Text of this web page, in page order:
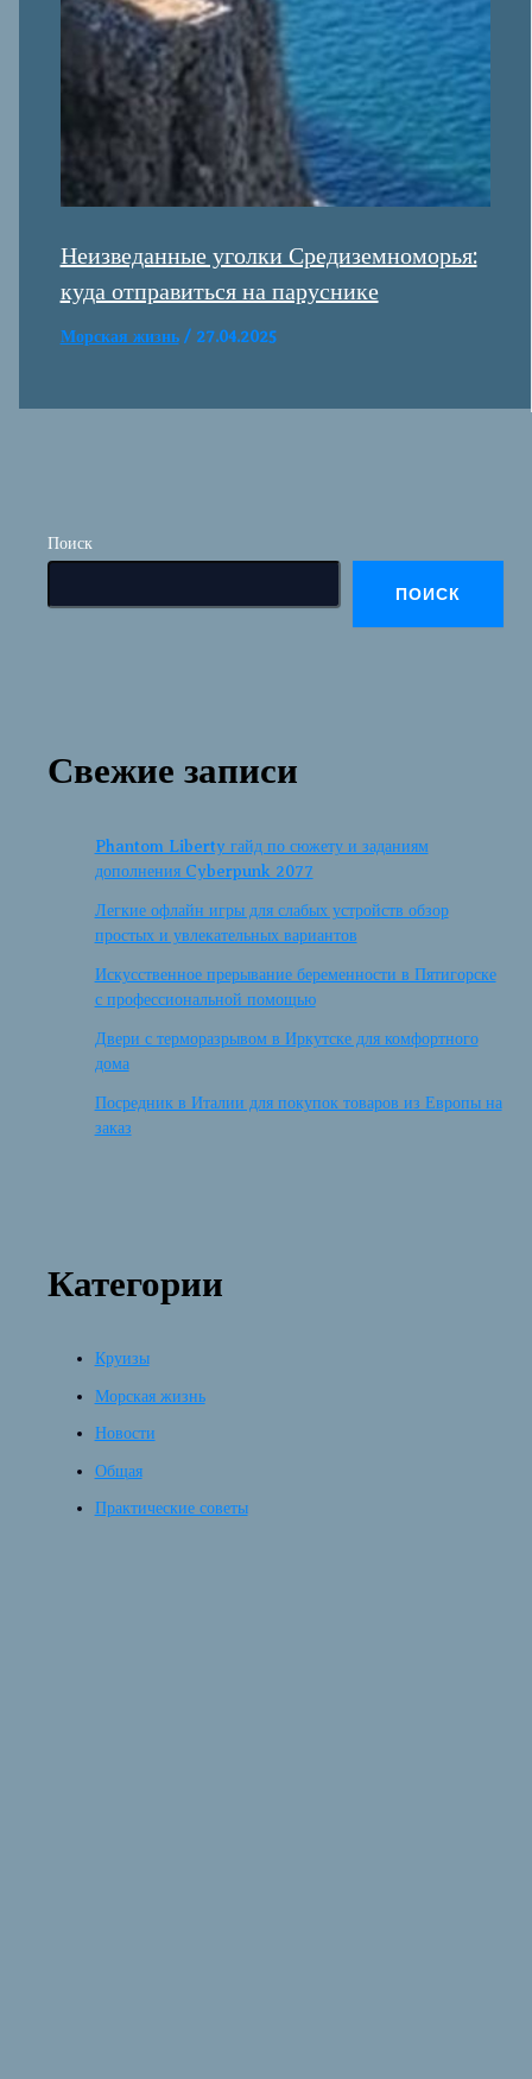
Поиск
ПОИСК
Свежие записи
Phantom Liberty гайд по сюжету и заданиям
дополнения Cyberpunk 2077
Легкие офлайн игры для слабых устройств обзор
простых и увлекательных вариантов
Искусственное прерывание беременности в Пятигорске
с профессиональной помощью
Двери с терморазрывом в Иркутске для комфортного
дома
Посредник в Италии для покупок товаров из Европы на
заказ
Категории
Круизы
Морская жизнь
Новости
Общая
Практические советы
Неизведанные уголки Средиземноморья:
куда отправиться на паруснике
Морская жизнь/ 27.04.2025